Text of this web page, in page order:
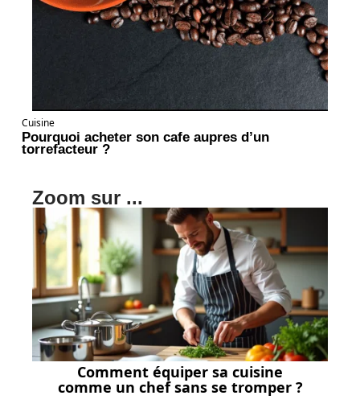
Cuisine
Pourquoi acheter son cafe aupres d’un
torrefacteur ?
Zoom sur ...
Comment équiper sa cuisine
comme un chef sans se tromper ?